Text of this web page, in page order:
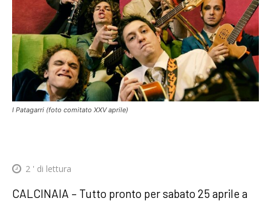
I Patagarri (foto comitato XXV aprile)
2 ' di lettura
CALCINAIA – Tutto pronto per sabato 25 aprile a